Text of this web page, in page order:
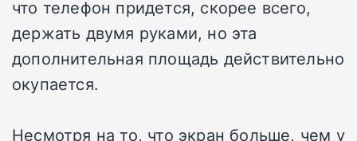
что телефон придется, скорее всего,
держать двумя руками, но эта
дополнительная площадь действительно
окупается.
Несмотря на то, что экран больше, чем у